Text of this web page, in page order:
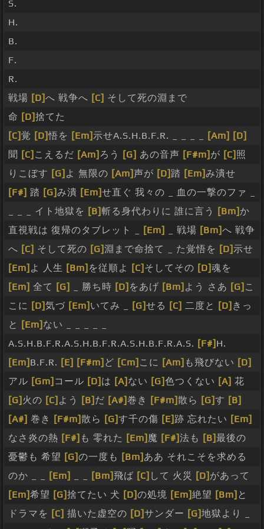
S.
H.
B.
F.
R.
戦場 [D]へ 戦争へ [C] そして死の淵まで
命 [D]捨てた
[C]覚 [D]悟を [Em]示せA.S.H.B.F.R. _ _ _ _ [Am] [D]
聞 [C] こえるだ [Am] ろう [G] あの音声 [F#m] が [C] 照
りこぼす [G] よ 無限の [Am] 声が [D] 踏 [Em]み潰せ
[F#] 踏 [G]み潰 [Em]せ直ぐ 我々の _ 血の一撃のファ _
_ _ _ イト地獄を [B]斬る身代わりに 誰に言う [Bm]か
直視戦は 復帰のタブレット _
[Em] _ 戦場 [Bm]へ 戦争
へ [C] そして死の [G]淵まで命捨て _ た覚悟を [D]示せ
[Em] よ 人生 [Bm] を従順よ [C] そしてその [D]魂を
[Em] 全て [G] _ 勝ち時 [D] をあげ [Bm] よう さあ [G] こ
こに [D]気づ [Em] いてみ _ [G]せる [C] 二度と [D] きっ
と
[Em] ない _ _ _ _ _
A.S.H.B.F.R.A.S.H.B.F.R.A.S.H.B.F.R.A.S. [F#] H.
[Em] B.F.R. [E] [F#m] ど [Cm] こに [Am] も飛びない [D]
アル [Gm] コール [D] は [A] ない [G]色つくない [A] 花
[G] 火の [C] よう [B] だ [A#]巻き [F#m]散ら [G]す [B]
[A#] 巻き [F#m]散ら [G]す千の傷 [E] 跡 忘れたい [Em]
なさ炎の熱 [F#] も 零れた [Em] 魔 [F#]法も [B]最後の
憂鬱も 希望 [G]の一度も [Bm] ああ それこそを求める
のか _ _
[Em] [Bm]飛ば [C] して 火災 [D] があって
[Em]希望 [G]捨てたい 犬 [D]の処境 [Em]絶望 [Bm] と
ドラマを [C] 描いた虚空の [D]サンダー [G]地獄より _